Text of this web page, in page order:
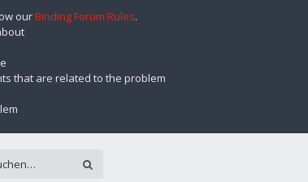
ourBinding Forum Rules.
that are related to the problem